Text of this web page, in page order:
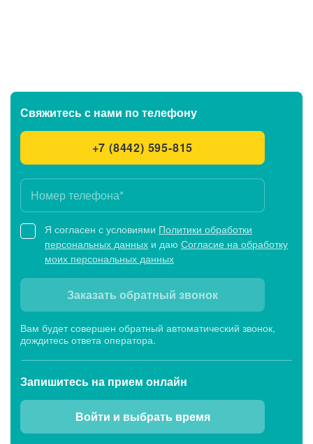
Свяжитесь с нами по телефону
+7 (8442) 595-815
Я согласен с условиями Политики обработки
персональных данных и даю Согласие на обработку
моих персональных данных
Заказать обратный звонок
Вам будет совершен обратный автоматический звонок,
дождитесь ответа оператора.
Запишитесь на прием онлайн
Войти и выбрать время